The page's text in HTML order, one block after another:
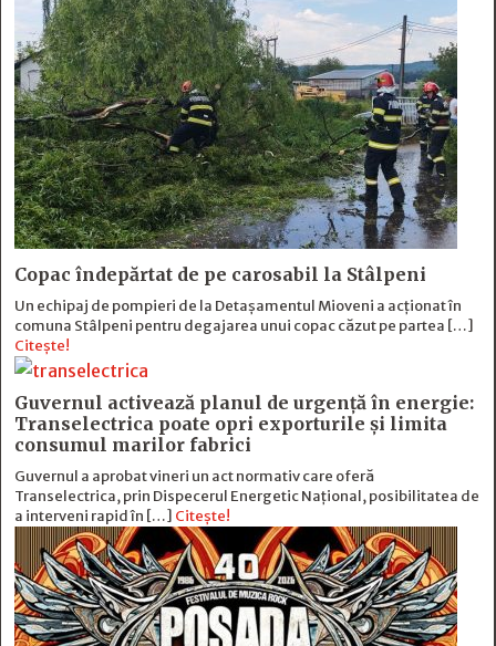
Copac îndepărtat de pe carosabil la Stâlpeni
Un echipaj de pompieri de la Detașamentul Mioveni a acționat în
comuna Stâlpeni pentru degajarea unui copac căzut pe partea […]
Citește!
Guvernul activează planul de urgență în energie:
Transelectrica poate opri exporturile și limita
consumul marilor fabrici
Guvernul a aprobat vineri un act normativ care oferă
Transelectrica, prin Dispecerul Energetic Național, posibilitatea de
a interveni rapid în […] Citește!